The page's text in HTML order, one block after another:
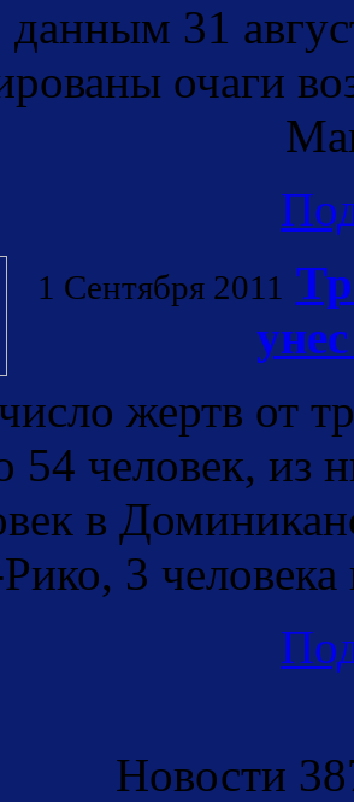
данным 31
очаги
1 Сентября 2011
жертв от
54 человек,
в
3
Новости